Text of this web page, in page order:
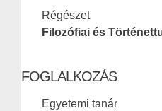
Régészet
Filozófiai és
FOGLALKOZÁS
Egyetemi tanár